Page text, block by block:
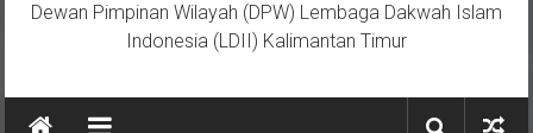
Dewan Pimpinan Wilayah (DPW) Lembaga Dakwah Islam
Indonesia (LDII) Kalimantan Timur